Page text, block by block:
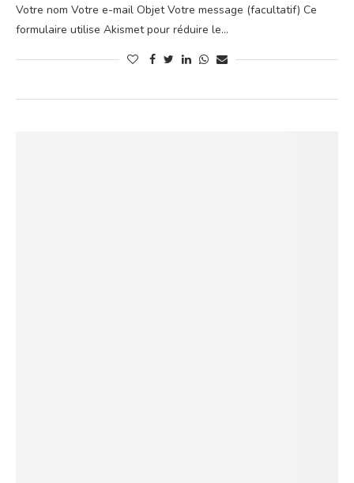
Votre nom Votre e-mail Objet Votre message (facultatif) Ce
formulaire utilise Akismet pour réduire le…